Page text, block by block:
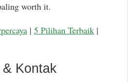
worth it.
| 5 Pilihan Terbaik |
Kontak